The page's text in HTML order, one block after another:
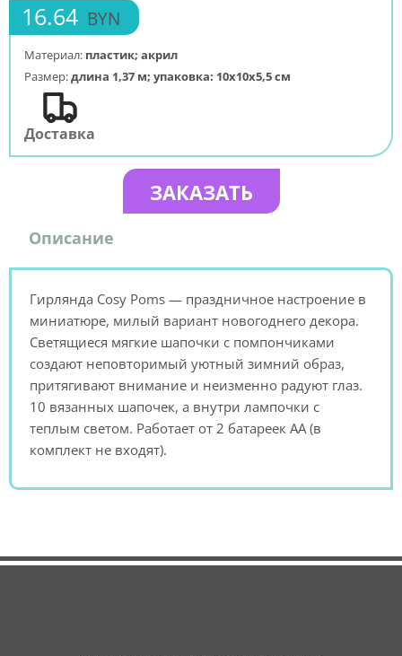
16.64 BYN
Материал: пластик; акрил
Размер:длина 1,37 м; упаковка: 10x10x5,5 см
Доставка
ЗАКАЗАТЬ
Описание
Гирлянда Cosy Poms — праздничное настроение в
миниатюре, милый вариант новогоднего декора.
Светящиеся мягкие шапочки с помпончиками
создают неповторимый уютный зимний образ,
притягивают внимание и неизменно радуют глаз.
10 вязанных шапочек, а внутри лампочки с
теплым светом. Работает от 2 батареек АА (в
комплект не входят).